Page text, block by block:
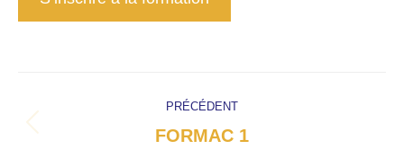
de
PRÉCÉDENT
Onglet
FORMAC 1